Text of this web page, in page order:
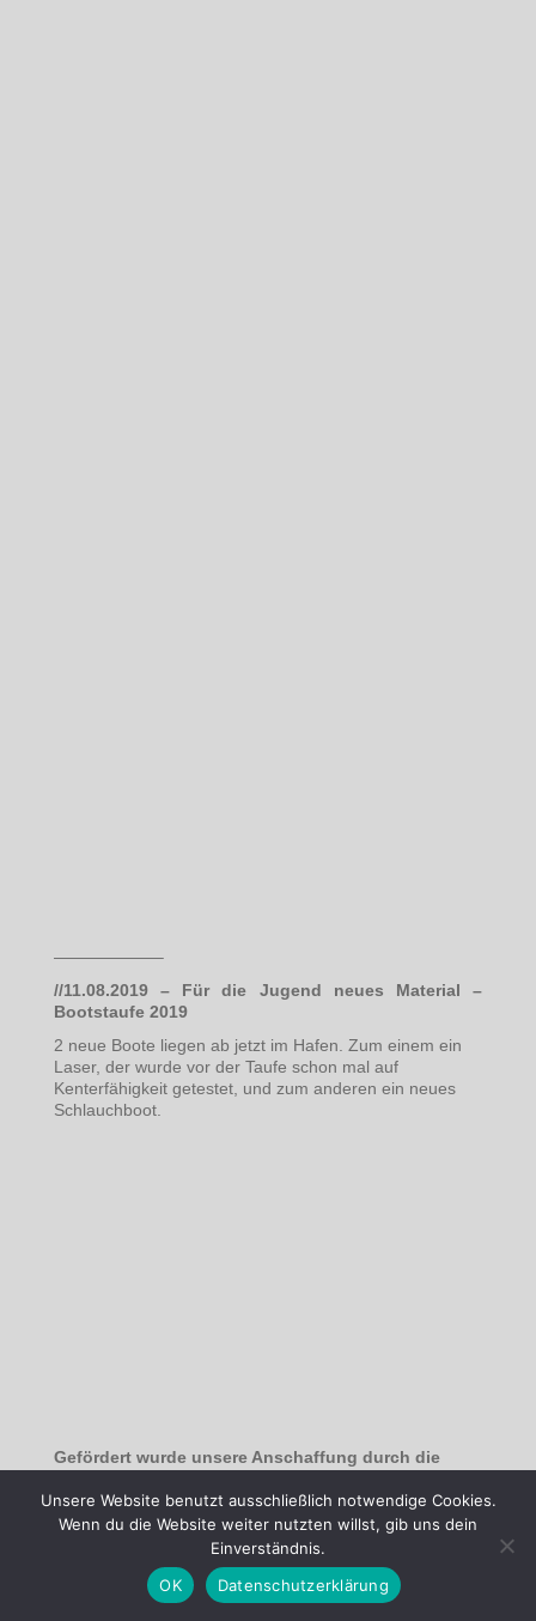
——————–
//11.08.2019 – Für die Jugend neues Material –
Bootstaufe 2019
2 neue Boote liegen ab jetzt im Hafen. Zum einem ein
Laser, der wurde vor der Taufe schon mal auf
Kenterfähigkeit getestet, und zum anderen ein neues
Schlauchboot.
Gefördert wurde unsere Anschaffung durch die
Vielen Dank.
PS: Zusätzlich gab es noch einen neuen Satz Segel für
——————–
Unsere Website benutzt ausschließlich notwendige Cookies.
Wenn du die Website weiter nutzten willst, gib uns dein
Einverständnis.
OK
Datenschutzerklärung